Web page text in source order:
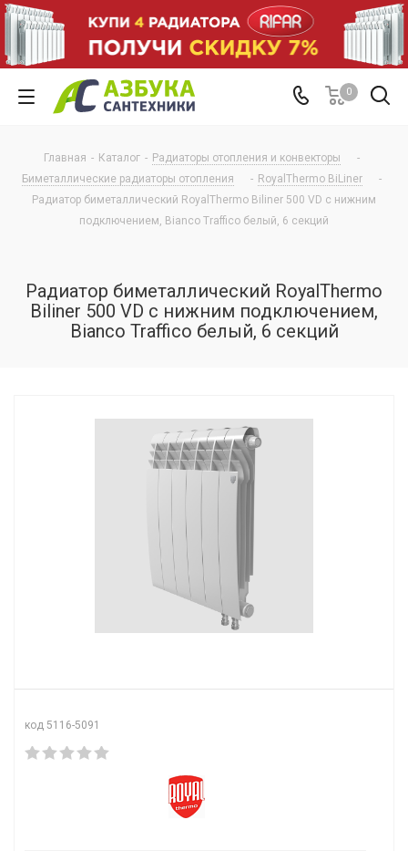
0
Главная - Каталог - Радиаторы отопления и конвекторы
-
Биметаллические радиаторы отопления
- RoyalThermo BiLiner
-
Радиатор биметаллический RoyalThermo Biliner 500 VD с нижним
подключением, Bianco Traffico белый, 6 секций
Радиатор биметаллический RoyalThermo
Biliner 500 VD с нижним подключением,
Bianco Traffico белый, 6 секций
код 5116-5091